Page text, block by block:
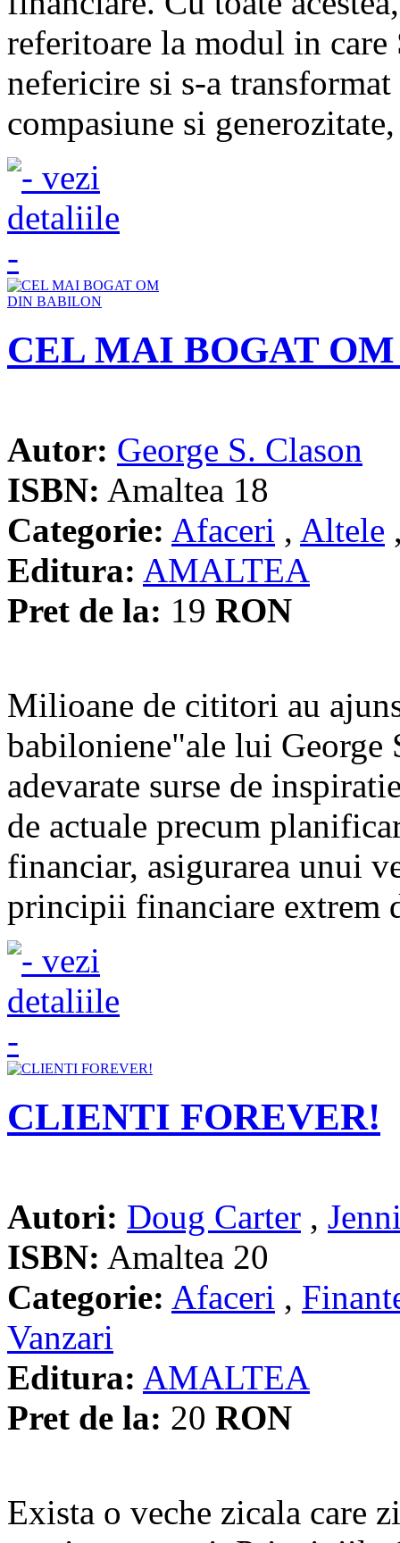
referitoare la modul in care
nefericire si s-a
compasiune si
CEL MAI BOGAT
Autor: George S. Clason
ISBN: Amaltea 18
Categorie: Afaceri , Altele
Editura: AMALTEA
Pret de la: 19 RON
Milioane de cititori au
babiloniene"ale lui George
adevarate surse de
de actuale precum
financiar, asigurarea unui
principii financiare extrem
CLIENTI FOREVER!
Autori: Doug Carter ,
ISBN: Amaltea 20
Categorie: Afaceri ,
Vanzari
Editura: AMALTEA
Pret de la: 20 RON
Exista o veche zicala care